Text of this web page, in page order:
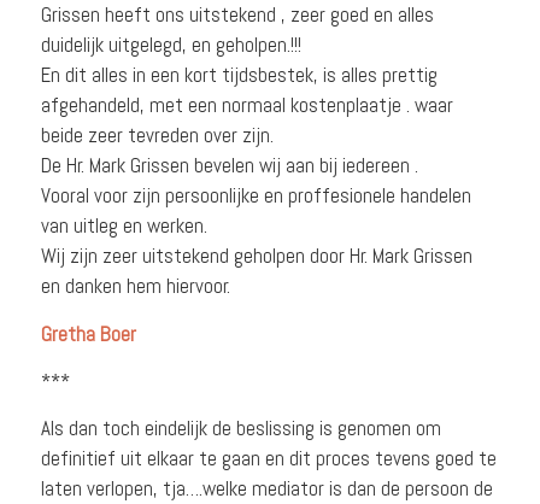
Grissen heeft ons uitstekend , zeer goed en alles
duidelijk uitgelegd, en geholpen.!!!
En dit alles in een kort tijdsbestek, is alles prettig
afgehandeld, met een normaal kostenplaatje . waar
beide zeer tevreden over zijn.
De Hr. Mark Grissen bevelen wij aan bij iedereen .
Vooral voor zijn persoonlijke en proffesionele handelen
van uitleg en werken.
Wij zijn zeer uitstekend geholpen door Hr. Mark Grissen
en danken hem hiervoor.
Gretha Boer
***
Als dan toch eindelijk de beslissing is genomen om
definitief uit elkaar te gaan en dit proces tevens goed te
laten verlopen, tja….welke mediator is dan de persoon de